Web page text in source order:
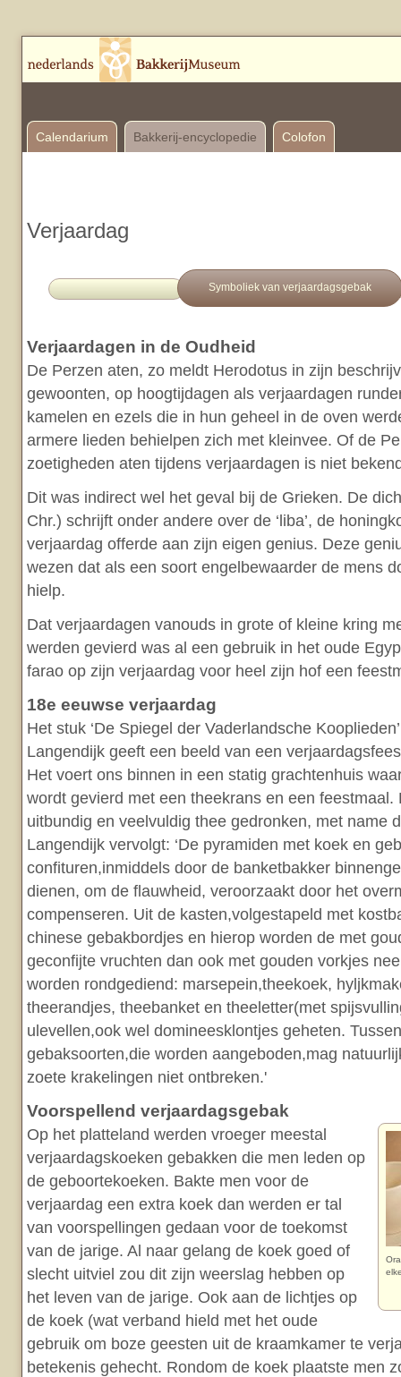
Calendarium Bakkerij-encyclopedie Colofon
Verjaardag
Symboliek van verjaardagsgebak
Verjaardagen in de Oudheid
De Perzen aten, zo meldt Herodotus in zijn
gewoonten, op hoogtijdagen als verjaardagen
kamelen en ezels die in hun geheel in de oven
armere lieden behielpen zich met kleinvee. Of de
zoetigheden aten tijdens verjaardagen is niet
Dit was indirect wel het geval bij de Grieken. De
Chr.) schrijft onder andere over de ‘liba’, de
verjaardag offerde aan zijn eigen genius. Deze
wezen dat als een soort engelbewaarder de mens
hielp.
Dat verjaardagen vanouds in grote of kleine kring
werden gevierd was al een gebruik in het oude
farao op zijn verjaardag voor heel zijn hof een
18e eeuwse verjaardag
Het stuk ‘De Spiegel der Vaderlandsche
Langendijk geeft een beeld van een
Het voert ons binnen in een statig grachtenhuis
wordt gevierd met een theekrans en een feestmaal.
uitbundig en veelvuldig thee gedronken, met name
Langendijk vervolgt: ‘De pyramiden met koek en
confituren,inmiddels door de banketbakker
dienen, om de flauwheid, veroorzaakt door het
compenseren. Uit de kasten,volgestapeld met
chinese gebakbordjes en hierop worden de met
geconfijte vruchten dan ook met gouden vorkjes
worden rondgediend: marsepein,theekoek,
theerandjes, theebanket en theeletter(met
ulevellen,ook wel domineesklontjes geheten.
gebaksoorten,die worden aangeboden,mag
zoete krakelingen niet ontbreken.'
Voorspellend verjaardagsgebak
Op het platteland werden vroeger meestal
verjaardagskoeken gebakken die men leden op
de geboortekoeken. Bakte men voor de
verjaardag een extra koek dan werden er tal
van voorspellingen gedaan voor de toekomst
van de jarige. Al naar gelang de koek goed of
slecht uitviel zou dit zijn weerslag hebben op
het leven van de jarige. Ook aan de lichtjes op
de koek (wat verband hield met het oude
gebruik om boze geesten uit de kraamkamer te
betekenis gehecht. Rondom de koek plaatste men